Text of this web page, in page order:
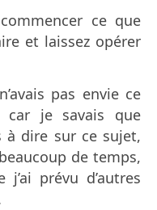
ce que
et laissez opérer
pas envie ce
car je savais que
à dire sur ce sujet,
de temps,
prévu d’autres